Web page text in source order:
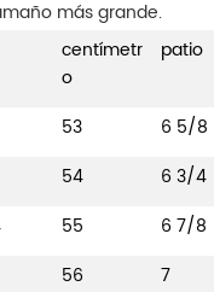
más grande.
centímetr
o
patio
53 6 5/8
54 6 3/4
55
6 7/8
56 7